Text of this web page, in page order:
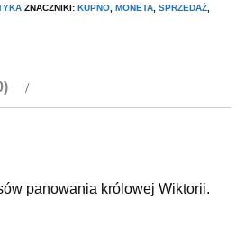
ZNACZNIKI: KUPNO MONETA SPRZEDAŻ
panowania królowej Wiktorii.